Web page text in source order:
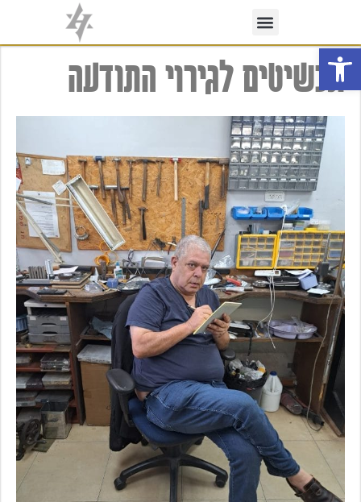
פתח סרגל נגישות
תכשיטים לגירוי התודעה